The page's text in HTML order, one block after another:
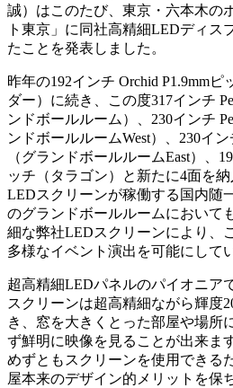
誠）はこのたび、東京・六本木の
ト東京」に同社高精細LEDディス
たことを発表しました。
昨年の192インチ Orchid P1.9mm
ダー）に続き、この度317インチ
ンドボールルーム）、230インチ
ンドボールルームWest）、230イン
（グランドボールルームEast）、
ッチ（タラゴン）と新たに4面を
LEDスクリーンが稼働する国内随
のグランドボールルームにおいて
細な弊社LEDスクリーンにより、
多様なイベント演出を可能にして
超高精細LEDパネルのパイオニア
スクリーンは超高精細ながら輝度
き、窓を大きくとった部屋や場所
ず鮮明に映像を見ることが出来ま
めずともスクリーンを使用できる
屋本来のデザイン的メリットを保